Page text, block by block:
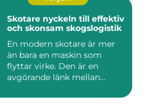
Skotare nyckeln till effektiv
och skonsam skogslogistik
En modern skotare är mer
än bara en maskin som
flyttar virke. Den är en
avgörande länk mellan